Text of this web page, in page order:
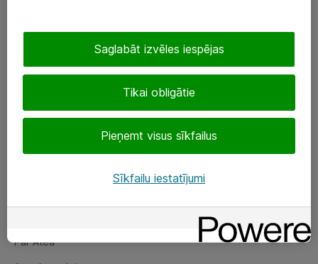
eShop@atea.lv
Sekojiet mums
Par Atea
Par Atea
Tikai obligātie
Pieņemt visus sīkfailus
Saglabāt izvēles iespējas
Sīkfailu iestatījumi